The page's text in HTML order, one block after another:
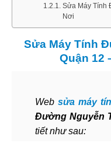
Sửa Máy Tính
Nơi
Sửa Máy Tính
Quận 12
Web sửa máy
Đường Nguyễn
tiết như sau: